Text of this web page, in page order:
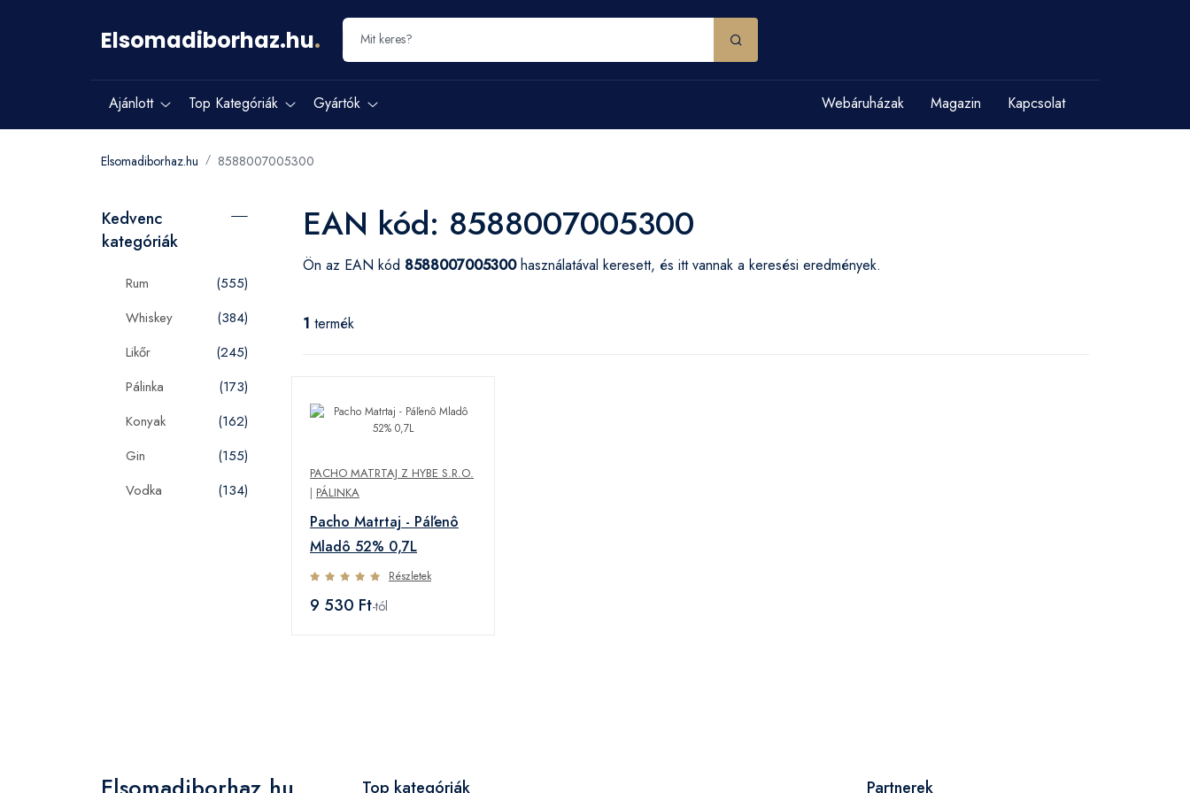
Elsomadiborhaz.hu.
Ajánlott Top Kategóriák Gyártók Webáruházak Magazin Kapcsolat
Elsomadiborhaz.hu 8588007005300
Kedvenc
kategóriák
Rum
(555)
Whiskey
(384)
Likőr
(245)
Pálinka
(173)
Konyak
(162)
Gin
(155)
Vodka
(134)
EAN kód: 8588007005300
Ön az EAN kód 8588007005300használatával keresett, és itt vannak a keresési eredmények.
1 termék
PACHO MATRTAJ Z HYBE S.R.O.
| PÁLINKA
Pacho Matrtaj - Páľenô
Mladô 52% 0,7L
Részletek
9 530 Ft-tól
Top kategóriák Partnerek